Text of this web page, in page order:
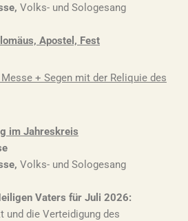
, Volks- und Sologesang
Apostel, Fest
+ Segen mit der Reliquie des
im Jahreskreis
, Volks- und Sologesang
Vaters für Juli 2026:
und die Verteidigung des